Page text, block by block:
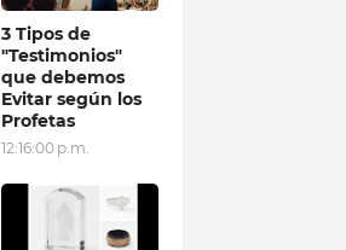
3 Tipos de
"Testimonios"
que debemos
Evitar según los
Profetas
12:16:00 p.m.